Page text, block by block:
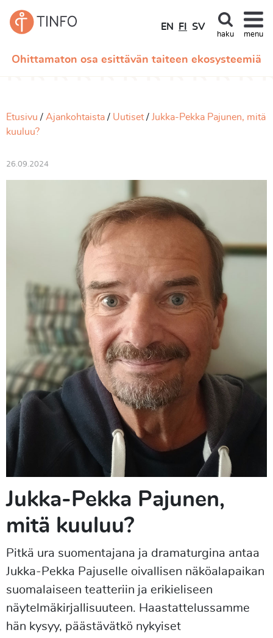
Ohittamaton osa esittävän taiteen ekosysteemiä
EN FI SV
haku menu
Etusivu Ajankohtaista Uutiset
Jukka-Pekka Pajunen, mitä
kuuluu?
26.09.2024
Jukka-Pekka Pajunen,
mitä kuuluu?
Pitkä ura suomentajana ja dramaturgina antaa
Jukka-Pekka Pajuselle oivallisen näköalapaikan
suomalaiseen teatteriin ja erikieliseen
näytelmäkirjallisuuteen. Haastattelussamme
hän kysyy, päästävätkö nykyiset